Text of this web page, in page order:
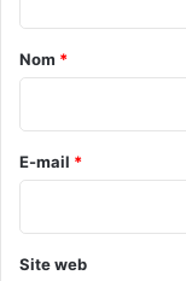
a
r
e
Nom *
E-mail *
Site web